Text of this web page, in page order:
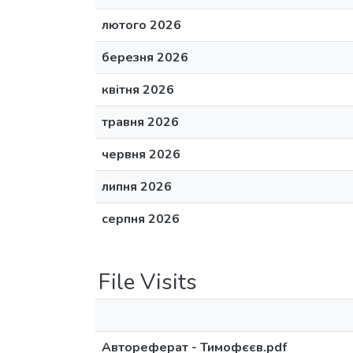
лютого 2026
березня 2026
квітня 2026
травня 2026
червня 2026
липня 2026
серпня 2026
File Visits
Автореферат - Тимофєєв.pdf